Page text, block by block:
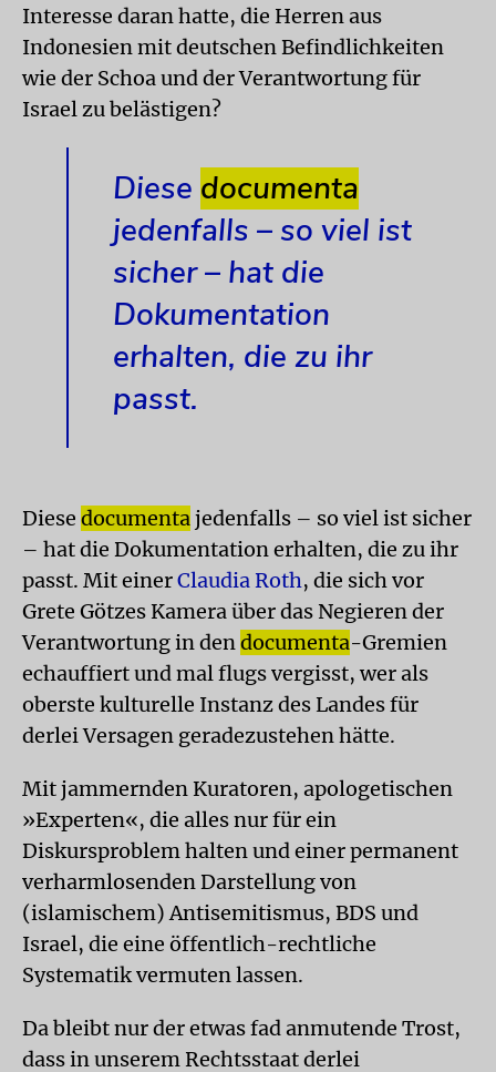
Interesse daran hatte, die Herren aus
Indonesien mit deutschen Befindlichkeiten
wie der Schoa und der Verantwortung für
Israel zu belästigen?
Diese documenta
jedenfalls – so viel ist
sicher – hat die
Dokumentation
erhalten, die zu ihr
passt.
Diese documentajedenfalls – so viel ist sicher
– hat die Dokumentation erhalten, die zu ihr
passt. Mit einerClaudia Roth, die sich vor
Grete Götzes Kamera über das Negieren der
Verantwortung in dendocumenta-Gremien
echauffiert und mal flugs vergisst, wer als
oberste kulturelle Instanz des Landes für
derlei Versagen geradezustehen hätte.
Mit jammernden Kuratoren, apologetischen
»Experten«, die alles nur für ein
Diskursproblem halten und einer permanent
verharmlosenden Darstellung von
(islamischem) Antisemitismus, BDS und
Israel, die eine öffentlich-rechtliche
Systematik vermuten lassen.
Da bleibt nur der etwas fad anmutende Trost,
dass in unserem Rechtsstaat derlei